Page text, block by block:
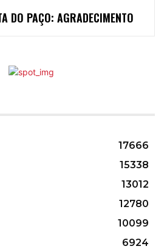
DO PAÇO: AGRADECIMENTO
17666
15338
13012
12780
10099
6924